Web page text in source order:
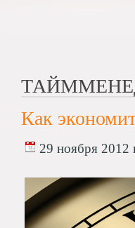
Как
29 ноября 2012